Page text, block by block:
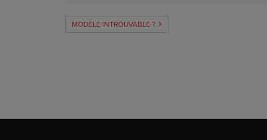
MODÈLE INTROUVABLE ?